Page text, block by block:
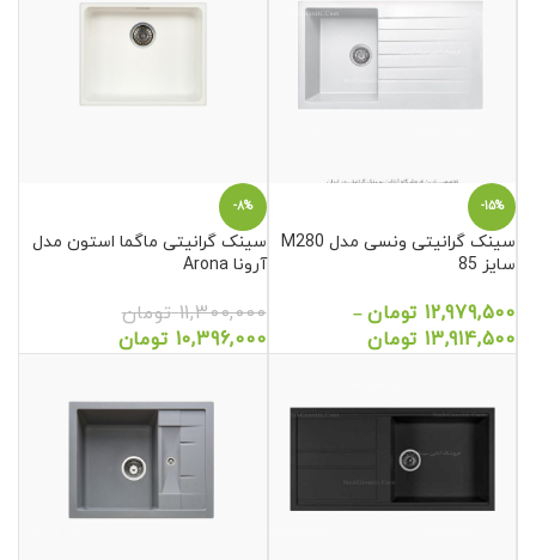
-15%
سینک گرانیتی ونسی مدل M280
سایز 85
12,979,500 تومان –
13,914,500 تومان
-8%
سینک گرانیتی ماگما استون مدل
آرونا Arona
11,300,000 تومان
10,396,000 تومان